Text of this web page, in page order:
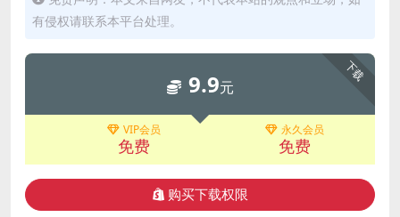
有侵权请联系本平台处理。
下载
9.9元
VIP会员
免费
永久会员
免费
购买下载权限